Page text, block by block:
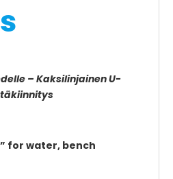
– Kaksilinjainen U-
for water, bench